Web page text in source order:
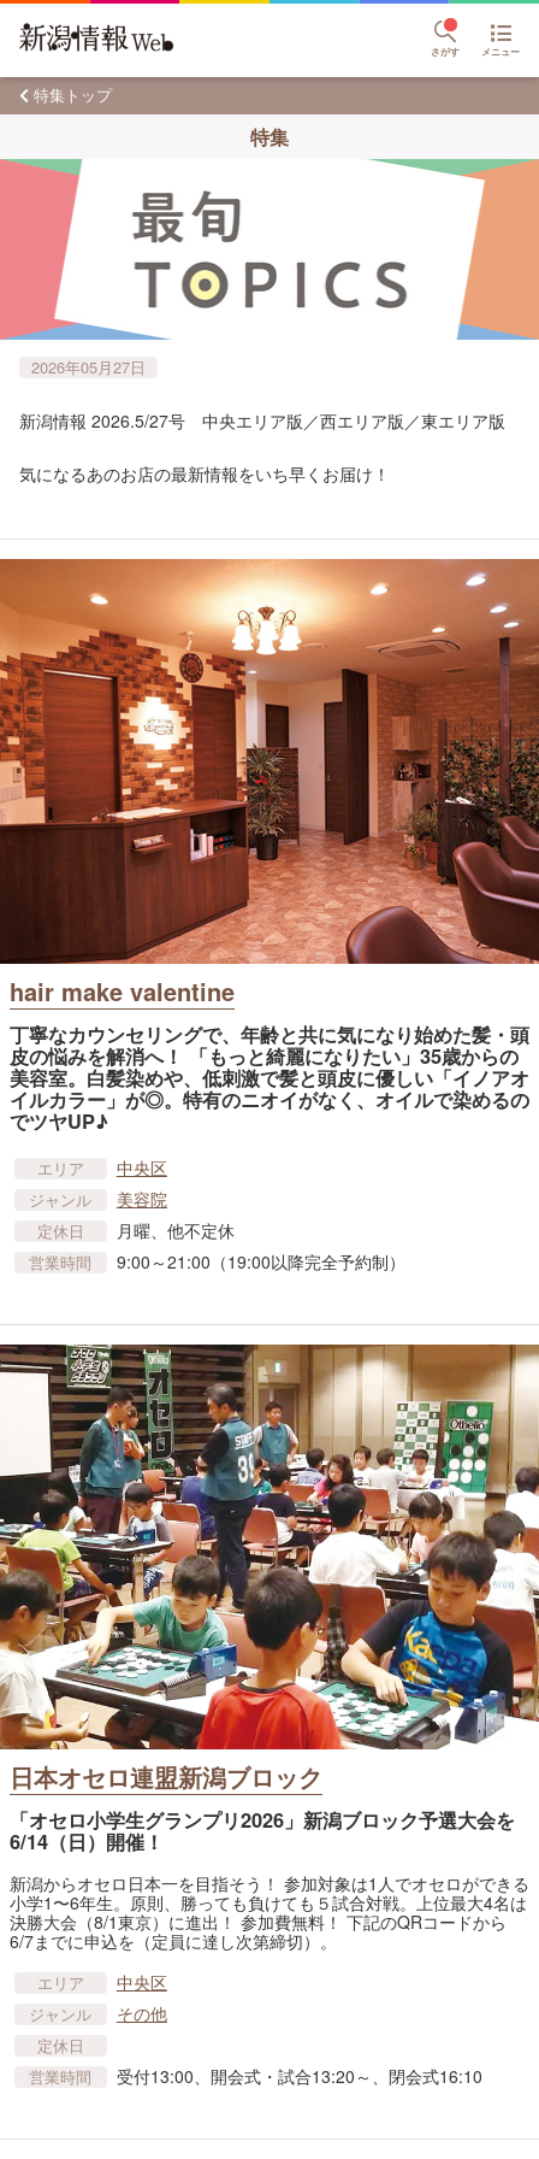
さがす メニュー
特集トップ
特集
2026年05月27日
新潟情報 2026.5/27号 中央エリア版／西エリア版／東エリア版
気になるあのお店の最新情報をいち早くお届け！
hair make valentine
丁寧なカウンセリングで、年齢と共に気になり始めた髪・頭
皮の悩みを解消へ！ 「もっと綺麗になりたい」35歳からの
美容室。白髪染めや、低刺激で髪と頭皮に優しい「イノアオ
イルカラー」が◎。特有のニオイがなく、オイルで染めるの
でツヤUP♪
エリア 中央区
ジャンル 美容院
定休日 月曜、他不定休
営業時間 9:00～21:00（19:00以降完全予約制）
日本オセロ連盟新潟ブロック
「オセロ小学生グランプリ2026」新潟ブロック予選大会を
6/14（日）開催！
新潟からオセロ日本一を目指そう！ 参加対象は1人でオセロができる
小学1〜6年生。原則、勝っても負けても５試合対戦。上位最大4名は
決勝大会（8/1東京）に進出！ 参加費無料！ 下記のQRコードから
6/7までに申込を（定員に達し次第締切）。
エリア 中央区
ジャンル その他
定休日
営業時間
受付13:00、開会式・試合13:20～、閉会式16:10